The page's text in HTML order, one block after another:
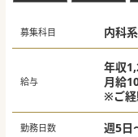
募集科目 内科系
給与
年収
月給
※ご経
勤務日数 週5日